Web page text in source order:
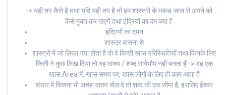
-> यही तप कैसे है तथा यदि यही तप है तो हम शास्त्रों के मकड जाल से अपने को
कैसे मुक्त कर पाएगें तथा इंद्रियों का दम क्या है
इंद्रियों का दमन
शास्त्र वासना से
शास्त्रों में जो लिखा गया होता है तो वे किन्ही खास परिस्थितियों तथा किनके लिए
किसी ने कुछ लिख दिया तो वह वाक्य / शब्द सार्वभौम नहीं बनता हैं -> वह एक
खास Area में, खास समय पर, खास लोगों के लिए ही काम आता है
संसार में कितना भी अच्छा वाक्य बोल दे तो शब्द की एक सीमा है, इसलिए ईश्वर